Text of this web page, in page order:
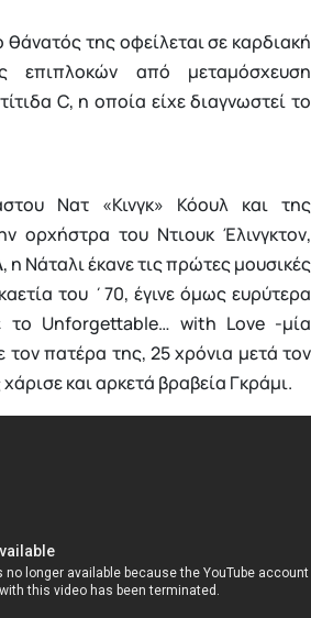
της οφείλεται σε καρδιακή
επιπλοκών από μεταμόσχευση
C, η οποία είχε διαγνωστεί το
Νατ «Κινγκ» Κόουλ και της
ορχήστρα του Ντιουκ Έλινγκτον,
, η Νάταλι έκανε τις πρώτες μουσικές
του ΄70, έγινε όμως ευρύτερα
το Unforgettable… with Love -μία
πατέρα της, 25 χρόνια μετά τον
και αρκετά βραβεία Γκράμι.